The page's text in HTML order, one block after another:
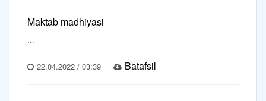
Maktab madhiyasi
...
22.04.2022 / 03:39 Batafsil